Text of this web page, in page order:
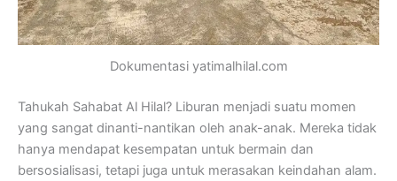
Dokumentasi yatimalhilal.com
Tahukah Sahabat Al Hilal? Liburan menjadi suatu momen
yang sangat dinanti-nantikan oleh anak-anak. Mereka tidak
hanya mendapat kesempatan untuk bermain dan
bersosialisasi, tetapi juga untuk merasakan keindahan alam.